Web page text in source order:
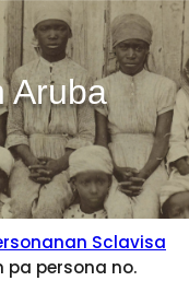
Aruba
Sclavisa
pa persona no.